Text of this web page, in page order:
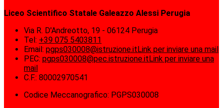
Liceo Scientifico Statale Galeazzo Alessi Perugia
Via R. D'Andreotto, 19 - 06124 Perugia
Tel: +39 075 5403811
Email: pgps030008@istruzione.itLink per inviare una mail
PEC: pgps030008@pec.istruzione.itLink per inviare una
mail
C.F.: 80002970541
Codice Meccanografico: PGPS030008